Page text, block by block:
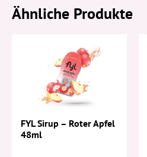
Ähnliche Produkte
FYL Sirup – Roter Apfel
48ml